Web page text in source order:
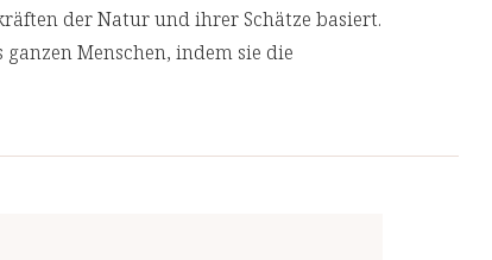
der Natur und ihrer Schätze basiert.
Menschen, indem sie die